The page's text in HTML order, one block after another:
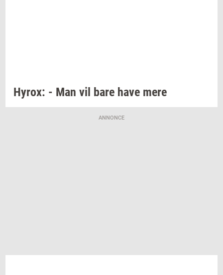
Hyrox: - Man vil bare have mere
ANNONCE